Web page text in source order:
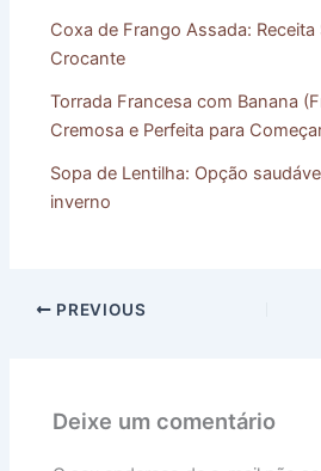
Coxa de Frango Assada:
Crocante
Torrada Francesa com Banana
Cremosa e Perfeita para
Sopa de Lentilha: Opção
inverno
PREVIOUS
Deixe um comentário